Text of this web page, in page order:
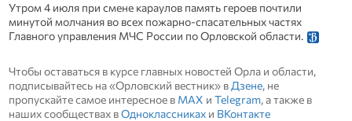
Утром 4 июля при смене караулов память героев почтили
минутой молчания во всех пожарно-спасательных частях
Главного управления МЧС России по Орловской области.
Чтобы оставаться в курсе главных новостей Орла и области,
подписывайтесь на «Орловский вестник» в Дзене, не
пропускайте самое интересное в MAX и Telegram, а также в
наших сообществах вОдноклассникахи ВКонтакте